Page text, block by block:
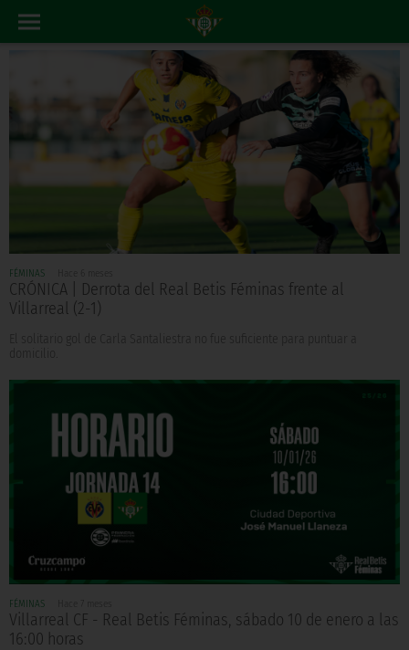
FÉMINAS
CRÓNICA | Derrota del Real Betis Féminas frente al
Villarreal (2-1)
El solitario gol de Carla Santaliestra no fue suficiente para puntuar a
domicilio.
FÉMINAS
Villarreal CF - Real Betis Féminas, sábado 10 de enero a las
16:00 horas